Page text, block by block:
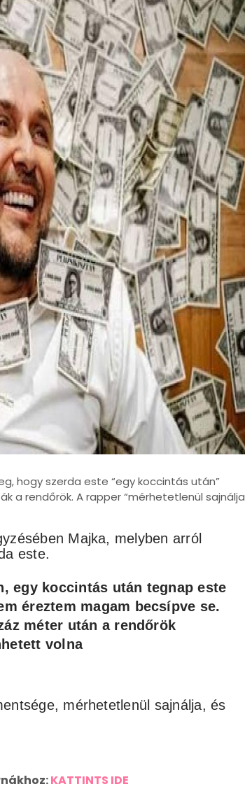
hogy szerda este “egy koccintás után”
a rendőrök. A rapper “mérhetetlenül sajnálja
Majka, melyben arról
este.
egy koccintás után tegnap este
éreztem magam becsípve se.
méter után a rendőrök
volna
mérhetetlenül sajnálja, és
KATTINTS IDE